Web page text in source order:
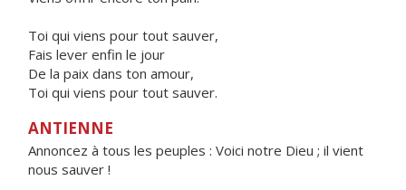
Toi qui viens pour tout sauver,
Fais lever enfin le jour
De la paix dans ton amour,
Toi qui viens pour tout sauver.
ANTIENNE
Annoncez à tous les peuples : Voici notre Dieu ; il vient
nous sauver !